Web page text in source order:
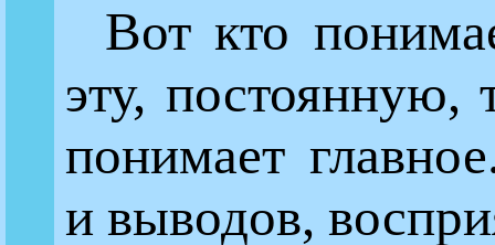
Вот кто
эту, постоянную,
понимает
и выводов,